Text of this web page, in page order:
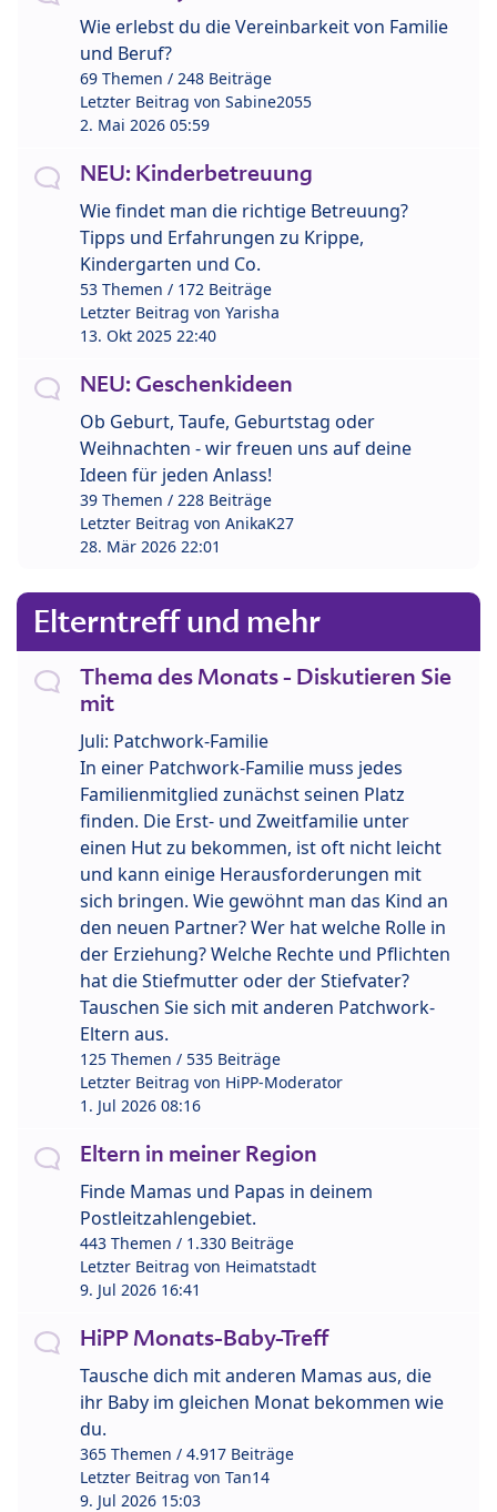
Wie erlebst du die Vereinbarkeit von Familie
und Beruf?
69 Themen / 248 Beiträge
Letzter Beitrag von Sabine2055
2. Mai 2026 05:59
NEU: Kinderbetreuung
Wie findet man die richtige Betreuung?
Tipps und Erfahrungen zu Krippe,
Kindergarten und Co.
53 Themen / 172 Beiträge
Letzter Beitrag von Yarisha
13. Okt 2025 22:40
NEU: Geschenkideen
Ob Geburt, Taufe, Geburtstag oder
Weihnachten - wir freuen uns auf deine
Ideen für jeden Anlass!
39 Themen / 228 Beiträge
Letzter Beitrag von AnikaK27
28. Mär 2026 22:01
Elterntreff und mehr
Thema des Monats - Diskutieren Sie
mit
Juli: Patchwork-Familie
In einer Patchwork-Familie muss jedes
Familienmitglied zunächst seinen Platz
finden. Die Erst- und Zweitfamilie unter
einen Hut zu bekommen, ist oft nicht leicht
und kann einige Herausforderungen mit
sich bringen. Wie gewöhnt man das Kind an
den neuen Partner? Wer hat welche Rolle in
der Erziehung? Welche Rechte und Pflichten
hat die Stiefmutter oder der Stiefvater?
Tauschen Sie sich mit anderen Patchwork-
Eltern aus.
125 Themen / 535 Beiträge
Letzter Beitrag von HiPP-Moderator
1. Jul 2026 08:16
Eltern in meiner Region
Finde Mamas und Papas in deinem
Postleitzahlengebiet.
443 Themen / 1.330 Beiträge
Letzter Beitrag von Heimatstadt
9. Jul 2026 16:41
HiPP Monats-Baby-Treff
Tausche dich mit anderen Mamas aus, die
ihr Baby im gleichen Monat bekommen wie
du.
365 Themen / 4.917 Beiträge
Letzter Beitrag von Tan14
9. Jul 2026 15:03